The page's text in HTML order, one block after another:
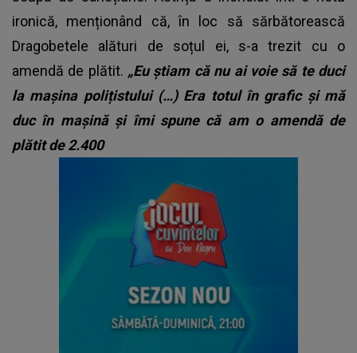
ironică, menționând că, în loc să sărbătorească
Dragobetele alături de soțul ei, s-a trezit cu o
amendă de plătit. „Eu știam că nu ai voie să te duci
la mașina polițistului (…) Era totul în grafic și mă
duc în mașină și îmi spune că am o amendă de
plătit de 2.400